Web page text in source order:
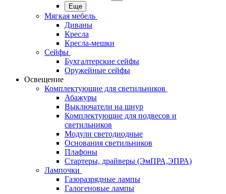
Еще
Мягкая мебель
Диваны
Кресла
Кресла-мешки
Сейфы
Бухгалтерские сейфы
Оружейные сейфы
Освещение
Комплектующие для светильников
Абажуры
Выключатели на шнур
Комплектующие для подвесов и
светильников
Модули светодиодные
Основания светильников
Плафоны
Стартеры, драйверы (ЭмПРА,ЭПРА)
Лампочки
Газоразрядные лампы
Галогеновые лампы